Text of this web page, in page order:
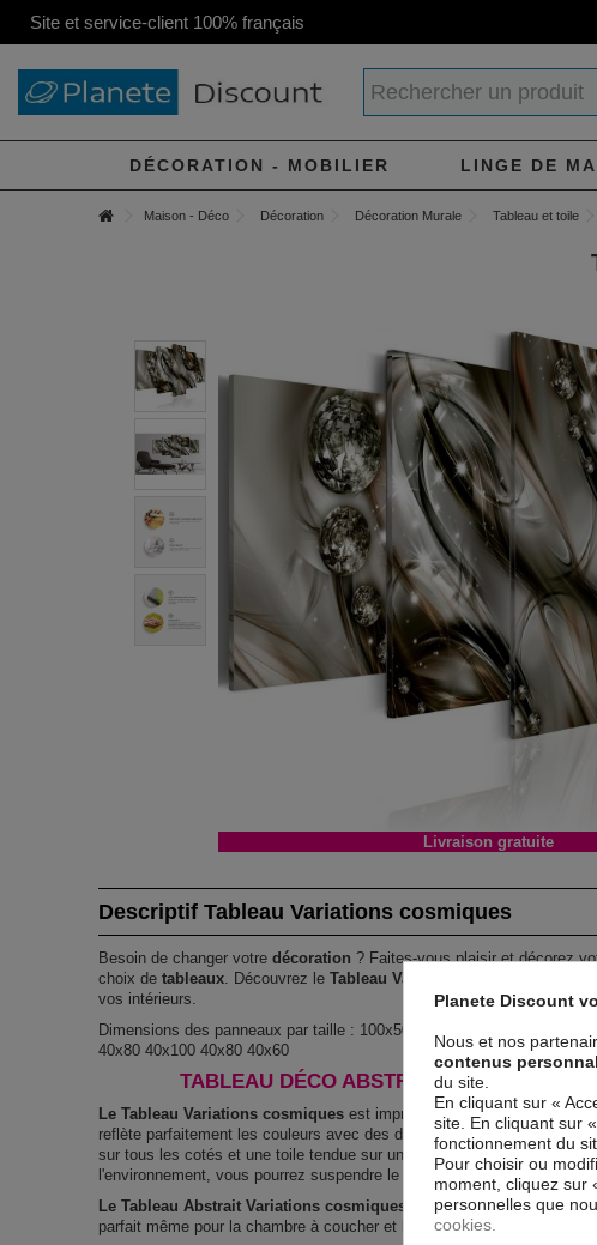
Site et service-client 100% français
DÉCORATION - MOBILIER LINGE DE
Maison - Déco Décoration Décoration Murale Tableau et toile
Livraison gratuite
Descriptif Tableau Variations cosmiques
Besoin de changer votredécoration ? Faites-vous plaisir et décorez
choix detableaux . Découvrez leTableau Variations cosmiques
vos intérieurs.
Dimensions des panneaux par taille : 100x50 : 20x30 20x40 20x50
40x80 40x100 40x80 40x60
TABLEAU DÉCO ABSTRAIT VARIATIONS
Le Tableau Variations cosmiques est imprimé sur un papier intissé
reflète parfaitement les couleurs avec des détails parfaitement
sur tous les cotés et une toile tendue sur un châssis fait de matériaux
l'environnement, vous pourrez suspendre le tableau immédiatement
Le Tableau Abstrait Variations cosmiques
est résistant aux rayons
parfait même pour la chambre à coucher et la chambre des enfants.
Planete Discount
Nous et nos
contenus
du site.
En cliquant sur «
site. En cliquant sur
fonctionnement du
Pour choisir ou
moment, cliquez sur
personnelles que
cookies.